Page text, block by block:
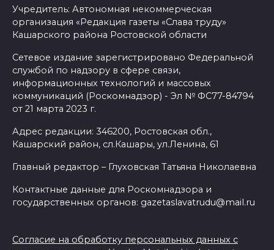
Учредитель: Автономная некоммерческая
организация «Редакция газеты «Слава труду»
Кашарского района Ростовской области
Сетевое издание зарегистрировано Федеральной
службой по надзору в сфере связи,
информационных технологий и массовых
коммуникаций (Роскомнадзор) - Эл № ФС77-84794
от 21 марта 2023 г.
Адрес редакции: 346200, Ростовская обл.,
Кашарский район, сл.Кашары, ул.Ленина, 61
Главный редактор – Глуховская Татьяна Николаевна
Контактные данные для Роскомнадзора и
государственных органов: gazetaslavatrudu@mail.ru
Согласие на обработку персональных данных с